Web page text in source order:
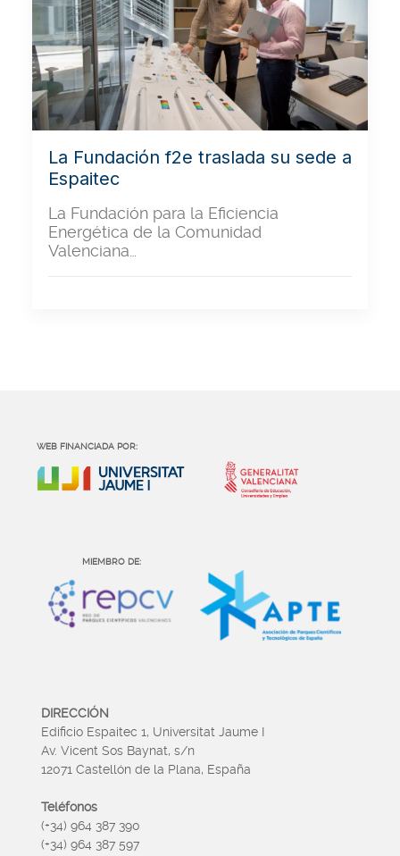
La Fundación f2e traslada su sede a
Espaitec
La Fundación para la Eficiencia
Energética de la Comunidad
Valenciana…
WEB FINANCIADA POR:
MIEMBRO DE:
DIRECCIÓN
Edificio Espaitec 1, Universitat Jaume I
Av. Vicent Sos Baynat, s/n
12071 Castellón de la Plana, España
Teléfonos
(+34) 964 387 390
(+34) 964 387 597